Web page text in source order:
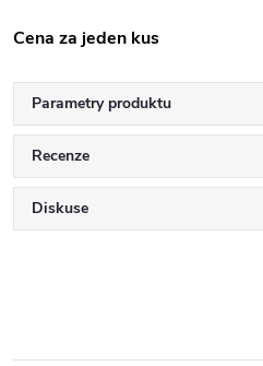
Cena za jeden kus
Parametry produktu
Recenze
Diskuse